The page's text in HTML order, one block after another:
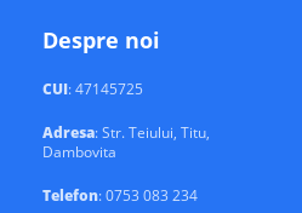
Despre noi
CUI: 47145725
Adresa: Str. Teiului, Titu,
Dambovita
Telefon: 0753 083 234